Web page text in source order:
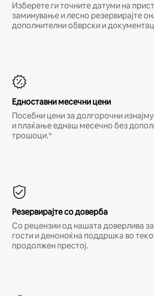
Изберете ги точните датуми на
заминување и лесно резервирајте
дополнителни обврски и
Едноставни месечни цени
Посебни цени за долгорочни
и плаќање еднаш месечно без
трошоци.*
Резервирајте со доверба
Со рецензии од нашата доверлива
гости и деноноќна поддршка во
продолжен престој.